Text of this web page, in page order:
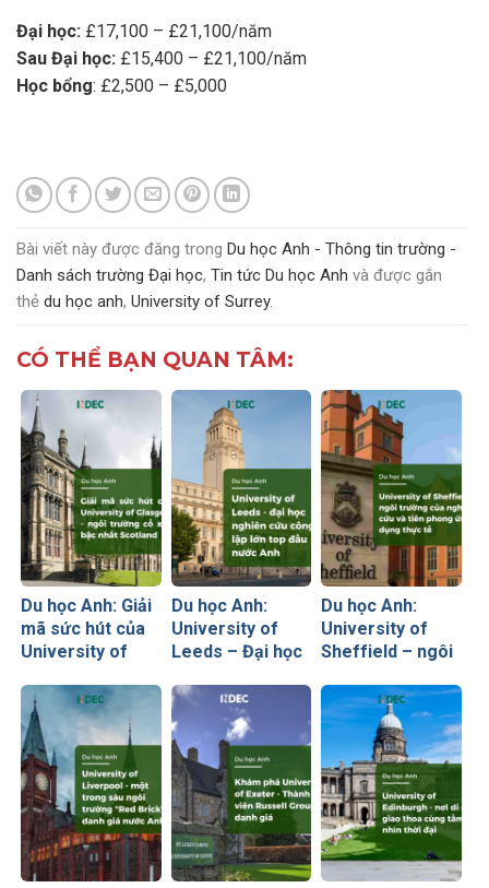
Đại học: £17,100 – £21,100/năm
Sau Đại học: £15,400 – £21,100/năm
Học bổng: £2,500 – £5,000
Bài viết này được đăng trong Du học Anh - Thông tin trường -
Danh sách trường Đại học, Tin tức Du học Anh và được gắn
thẻ du học anh, University of Surrey.
CÓ THỂ BẠN QUAN TÂM:
Du học Anh: Giải
mã sức hút của
University of
trường cổ xưa
bậc nhất
Scotland
Du học Anh:
University of
Leeds – Đại học
lập lớn top đầu
nước Anh
Du học Anh:
University of
Sheffield – ngôi
nghiên cứu và
tiên phong ứng
dụng thực tế